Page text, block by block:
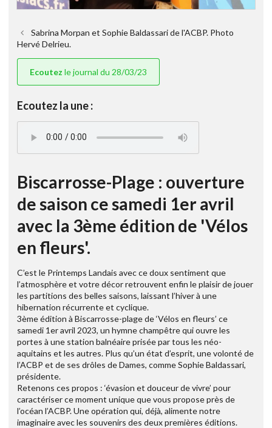
Sabrina Morpan et Sophie Baldassari de l'ACBP. Photo
Hervé Delrieu.
Ecoutez le journal du 28/03/23
Ecoutez la une :
Biscarrosse-Plage : ouverture
de saison ce samedi 1er avril
avec la 3ème édition de 'Vélos
en fleurs'.
C’est le Printemps Landais avec ce doux sentiment que
l’atmosphère et votre décor retrouvent enfin le plaisir de jouer
les partitions des belles saisons, laissant l’hiver à une
hibernation récurrente et cyclique.
3ème édition à Biscarrosse-plage de ‘Vélos en fleurs’ ce
samedi 1er avril 2023, un hymne champêtre qui ouvre les
portes à une station balnéaire prisée par tous les néo-
aquitains et les autres. Plus qu’un état d’esprit, une volonté de
l’ACBP et de ses drôles de Dames, comme Sophie Baldassari,
présidente.
Retenons ces propos : ‘évasion et douceur de vivre’ pour
caractériser ce moment unique que vous propose près de
l’océan l’ACBP. Une opération qui, déjà, alimente notre
imaginaire avec les souvenirs des deux premières éditions.